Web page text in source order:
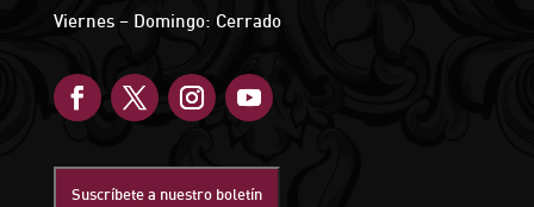
Viernes – Domingo: Cerrado
Suscríbete a nuestro boletín